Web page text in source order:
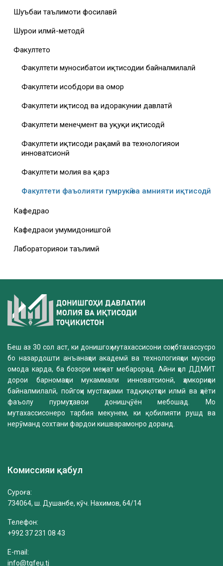
Шуъбаи таълимоти фосилавӣ
Шурои илмӣ-методӣ
Факултетҳо
Факултети муносибатҳои иқтисодии байналмилалӣ
Факултети ҳисобдори ва омор
Факултети иқтисод ва идоракунии давлатӣ
Факултети менеҷмент ва ҳуқуқи иқтисодӣ
Факултети иқтисоди рақамӣ ва технологияҳои
инноватсионӣ
Факултети молия ва қарз
Факултети фаъолияти гумрукӣ ва амнияти иқтисодӣ
Кафедраҳо
Кафедраҳои умумидонишгоҳӣ
Лабораторияҳои таълимӣ
Беш аз 30 сол аст, ки донишгоҳ мутахассисони соҳибтахассусро
бо назардошти анъанаҳои академӣ ва технологияҳои муосир
омода карда, ба бозори меҳнат мебарорад. Айни ҳол ДДМИТ
дорои барномаҳои мукаммали инноватсионӣ, ҳамкориҳои
байналмилалӣ, пойгоҳи мустаҳками тадқиқотҳои илмӣ ва ҳаёти
фаъолу пурмуҳтавои донишҷӯён мебошад. Мо
мутахассисонеро тарбия мекунем, ки қобилияти рушд ва
нерӯманд сохтани фардои кишварамонро доранд.
Комиссияи қабул
Суроға:
734064, ш. Душанбе, кӯч. Нахимов, 64/14
Телефон:
+992 37 231 08 43
E-mail:
info@tgfeu.tj